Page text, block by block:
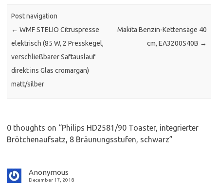
Post navigation
← WMF STELIO Citruspresse
elektrisch (85 W, 2 Presskegel,
verschließbarer Saftauslauf
direkt ins Glas cromargan)
matt/silber
Makita Benzin-Kettensäge 40
cm, EA3200S40B →
0 thoughts on “Philips HD2581/90 Toaster, integrierter
Brötchenaufsatz, 8 Bräunungsstufen, schwarz”
Anonymous
December 17, 2018